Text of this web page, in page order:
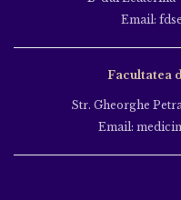
Email:
Facultatea
Str. Gheorghe
Email: